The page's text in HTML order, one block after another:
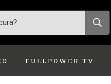
FULLPOWER TV